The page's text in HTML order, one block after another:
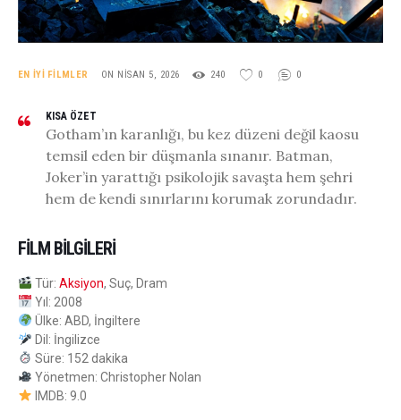
EN İYI FILMLER ON NISAN 5, 2026 240 0 0
KISA ÖZET
Gotham’ın karanlığı, bu kez düzeni değil kaosu
temsil eden bir düşmanla sınanır. Batman,
Joker’in yarattığı psikolojik savaşta hem şehri
hem de kendi sınırlarını korumak zorundadır.
FILM BILGILERI
Tür: Aksiyon, Suç, Dram
Yıl: 2008
Ülke: ABD, İngiltere
Dil: İngilizce
Süre: 152 dakika
Yönetmen: Christopher Nolan
IMDB: 9.0